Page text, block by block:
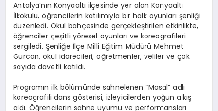
Antalya’nın Konyaaltı ilçesinde yer alan Konyaaltı
İlkokulu, öğrencilerin katılımıyla bir halk oyunları şenliği
düzenledi. Okul bahçesinde gerçekleştirilen etkinlikte,
öğrenciler çeşitli yöresel oyunları ve koreografileri
sergiledi. Şenliğe İlçe Milli Eğitim Müdürü Mehmet
Gürcan, okul idarecileri, öğretmenler, veliler ve çok
sayıda davetli katıldı.
Programın ilk bölümünde sahnelenen “Masal” adlı
koreografili dans gösterisi, izleyicilerden yoğun alkış
aldı. Öğrencilerin sahne uyumu ve performansları